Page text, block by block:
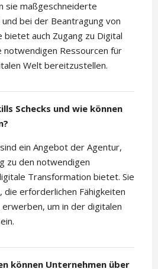
sie maßgeschneiderte
bei der Beantragung von
bietet auch Zugang zu Digital
notwendigen Ressourcen für
Welt bereitzustellen.
Schecks und wie können
ein Angebot der Agentur,
zu den notwendigen
Transformation bietet. Sie
die erforderlichen Fähigkeiten
um in der digitalen
können Unternehmen über